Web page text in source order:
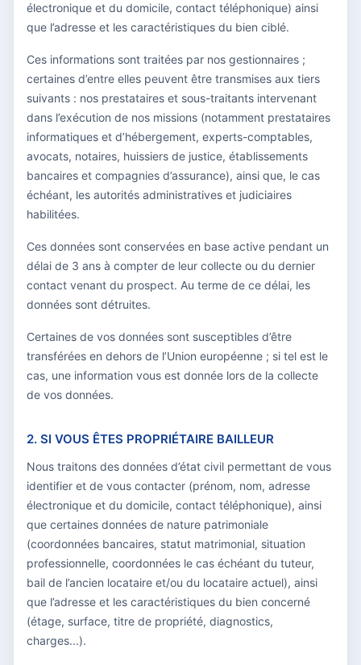
électronique et du domicile, contact téléphonique) ainsi
que l’adresse et les caractéristiques du bien ciblé.
Ces informations sont traitées par nos gestionnaires ;
certaines d’entre elles peuvent être transmises aux tiers
suivants : nos prestataires et sous-traitants intervenant
dans l’exécution de nos missions (notamment prestataires
informatiques et d’hébergement, experts-comptables,
avocats, notaires, huissiers de justice, établissements
bancaires et compagnies d’assurance), ainsi que, le cas
échéant, les autorités administratives et judiciaires
habilitées.
Ces données sont conservées en base active pendant un
délai de 3 ans à compter de leur collecte ou du dernier
contact venant du prospect. Au terme de ce délai, les
données sont détruites.
Certaines de vos données sont susceptibles d’être
transférées en dehors de l’Union européenne ; si tel est le
cas, une information vous est donnée lors de la collecte
de vos données.
2. SI VOUS ÊTES PROPRIÉTAIRE BAILLEUR
Nous traitons des données d’état civil permettant de vous
identifier et de vous contacter (prénom, nom, adresse
électronique et du domicile, contact téléphonique), ainsi
que certaines données de nature patrimoniale
(coordonnées bancaires, statut matrimonial, situation
professionnelle, coordonnées le cas échéant du tuteur,
bail de l’ancien locataire et/ou du locataire actuel), ainsi
que l’adresse et les caractéristiques du bien concerné
(étage, surface, titre de propriété, diagnostics,
charges...).